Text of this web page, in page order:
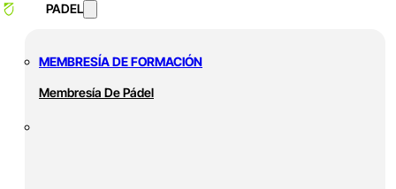
PADEL
MEMBRESÍA DE FORMACIÓN
Membresía De Pádel